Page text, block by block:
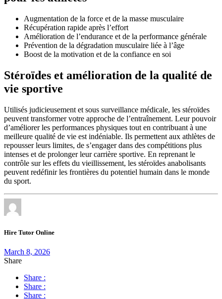
Augmentation de la force et de la masse musculaire
Récupération rapide après l’effort
Amélioration de l’endurance et de la performance générale
Prévention de la dégradation musculaire liée à l’âge
Boost de la motivation et de la confiance en soi
Stéroïdes et amélioration de la qualité de
vie sportive
Utilisés judicieusement et sous surveillance médicale, les stéroïdes
peuvent transformer votre approche de l’entraînement. Leur pouvoir
d’améliorer les performances physiques tout en contribuant à une
meilleure qualité de vie est indéniable. Ils permettent aux athlètes de
repousser leurs limites, de s’engager dans des compétitions plus
intenses et de prolonger leur carrière sportive. En reprenant le
contrôle sur les effets du vieillissement, les stéroïdes anabolisants
peuvent redéfinir les frontières du potentiel humain dans le monde
du sport.
Hire Tutor Online
March 8, 2026
Share
Share :
Share :
Share :